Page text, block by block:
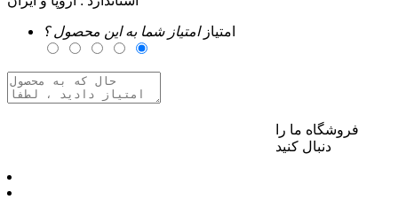
امتیازامتیاز شما به این محصول ؟
فروشگاه ما را
دنبال کنید